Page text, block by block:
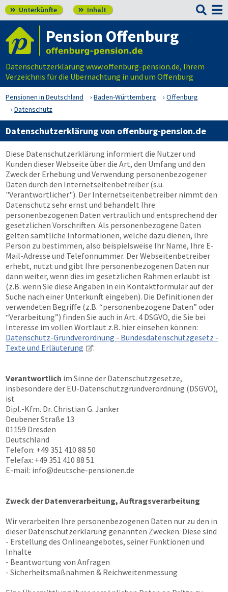
 Unterkünfte  Inhalt 
Pension Offenburg
Datenschutzerklärung www.offenburg-pension.de, Ihrem
Verzeichnis für die Übernachtung in und um Offenburg
Pensionen in Deutschland Baden-Württemberg
Offenburg
Datenschutz
Datenschutzerklärung von offenburg-pension.de
Diese Datenschutzerklärung informiert die Nutzer und
Kunden dieser Webseite über die Art, den Umfang und den
Zweck der Erhebung und Verwendung personenbezogener
Daten durch den Internetseitenbetreiber (s.u.
"Verantwortlicher"). Der Internetseitenbetreiber nimmt den
Datenschutz sehr ernst und behandelt Ihre
personenbezogenen Daten vertraulich und entsprechend der
gesetzlichen Vorschriften. Als personenbezogene Daten
gelten sämtliche Informationen, welche dazu dienen, Ihre
Person zu bestimmen, also beispielsweise Ihr Name, Ihre E-
Mail-Adresse und Telefonnummer. Der Webseitenbetreiber
erhebt, nutzt und gibt Ihre personenbezogenen Daten nur
dann weiter, wenn dies im gesetzlichen Rahmen erlaubt ist
(z.B. wenn Sie diese Angaben in ein Kontaktformular auf der
Suche nach einer Unterkunft eingeben). Die Definitionen der
verwendeten Begriffe (z.B. “personenbezogene Daten” oder
“Verarbeitung”) finden Sie auch in Art. 4 DSGVO, die Sie bei
Interesse im vollen Wortlaut z.B. hier einsehen können:
Datenschutz-Grundverordnung - Bundesdatenschutzgesetz -
Texte und Erläuterung
.
Verantwortlich im Sinne der Datenschutzgesetze,
insbesondere der EU-Datenschutzgrundverordnung (DSGVO),
ist
Dipl.-Kfm. Dr. Christian G. Janker
Deubener Straße 13
01159 Dresden
Deutschland
Telefon: +49 351 410 88 50
Telefax: +49 351 410 88 51
E-mail: info@deutsche-pensionen.de
Zweck der Datenverarbeitung, Auftragsverarbeitung
Wir verarbeiten Ihre personenbezogenen Daten nur zu den in
dieser Datenschutzerklärung genannten Zwecken. Diese sind
- Erstellung des Onlineangebotes, seiner Funktionen und
Inhalte
- Beantwortung von Anfragen
- Sicherheitsmaßnahmen & Reichweitenmessung